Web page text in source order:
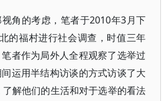
角的考虑，笔者于2010年3月下
的福村进行社会调查，时值三年
者作为局外人全程观察了选举过
运用半结构访谈的方式访谈了大
解他们的生活和对于选举的看法